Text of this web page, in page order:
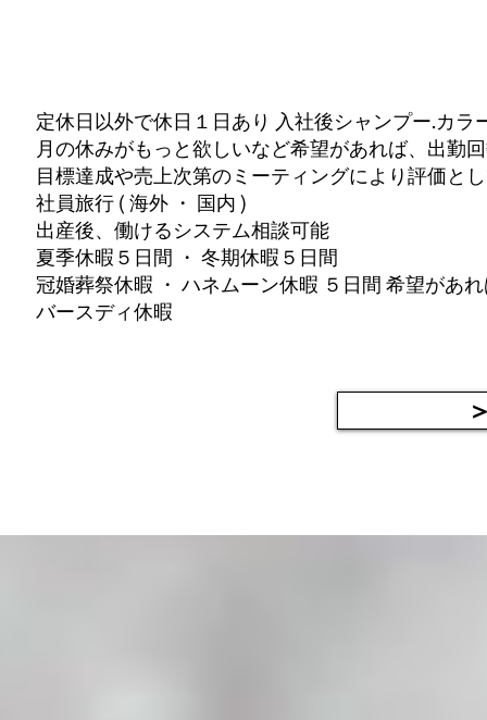
定休日以外で休日１日あり 入社後シャンプー.カラ
月の休みがもっと欲しいなど希望があれば、出勤
目標達成や売上次第のミーティングにより評価と
社員旅行 ( 海外 ・ 国内 )
出産後、働けるシステム相談可能
夏季休暇５日間 ・ 冬期休暇５日間
冠婚葬祭休暇 ・ ハネムーン休暇 ５日間 希望があ
バースディ休暇